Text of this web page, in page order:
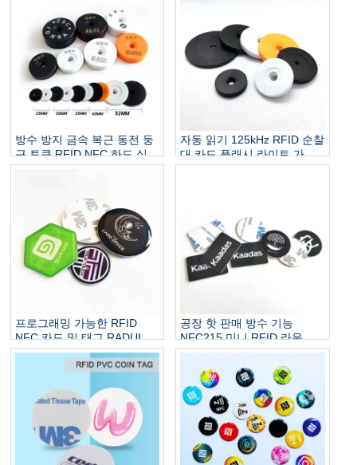
방수 방지 금속 복근 동전 둥
근 토큰 RFID NFC 하드 실외
가드 순찰 순찰 구멍
자동 읽기 125kHz RFID 순찰
대 카드 플래시 라이트 가드
투어 시스템 미니 태그 방수
프로그래밍 가능한 RFID
NFC 카드 및 태그 RADULAL
ROUND CIRCK EPOXY
NFC 전화 스티커 태그 사용
공장 핫 판매 방수 기능
NFC215 미니 RFID 라운드
PVC 카드 13.56MHz HF 코
인 태그